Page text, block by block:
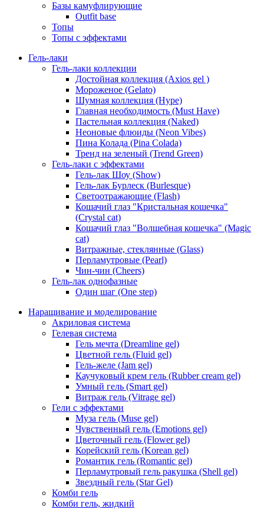
Базы камуфлирующие
Outfit base
Топы
Топы с эффектами
Гель-лаки
Гель-лаки коллекции
Достойная коллекция (Axios gel )
Мороженое (Gelato)
Шумная коллекция (Hype)
Главная необходимость (Must Have)
Пастельная коллекция (Naked)
Неоновые флюиды (Neon Vibes)
Пина Колада (Pina Colada)
Тренд на зеленый (Trend Green)
Гель-лаки с эффектами
Гель-лак Шоу (Show)
Гель-лак Бурлеск (Burlesque)
Светоотражающие (Flash)
Кошачий глаз "Кристальная кошечка"
(Crystal cat)
Кошачий глаз "Волшебная кошечка" (Magic
cat)
Витражные, стеклянные (Glass)
Перламутровые (Pearl)
Чин-чин (Cheers)
Гель-лак однофазные
Один шаг (One step)
Наращивание и моделирование
Акриловая система
Гелевая система
Гель мечта (Dreamline gel)
Цветной гель (Fluid gel)
Гель-желе (Jam gel)
Каучуковый крем гель (Rubber cream gel)
Умный гель (Smart gel)
Витраж гель (Vitrage gel)
Гели с эффектами
Муза гель (Muse gel)
Чувственный гель (Emotions gel)
Цветочный гель (Flower gel)
Корейский гель (Korean gel)
Романтик гель (Romantic gel)
Перламутровый гель ракушка (Shell gel)
Звездный гель (Star Gel)
Комби гель
Комби гель, жидкий